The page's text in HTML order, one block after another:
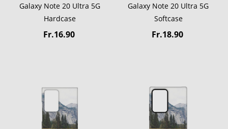
Galaxy Note 20 Ultra 5G
Hardcase
Fr.16.90
Galaxy Note 20 Ultra 5G
Softcase
Fr.18.90